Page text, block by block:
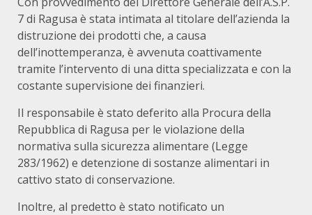
7 di Ragusa è stata intimata al titolare dell’azienda la
distruzione dei prodotti che, a causa
dell’inottemperanza, è avvenuta coattivamente
tramite l’intervento di una ditta specializzata e con la
costante supervisione dei finanzieri.
Il responsabile è stato deferito alla Procura della
Repubblica di Ragusa per le violazione della
normativa sulla sicurezza alimentare (Legge
283/1962) e detenzione di sostanze alimentari in
cattivo stato di conservazione.
Inoltre, al predetto è stato notificato un